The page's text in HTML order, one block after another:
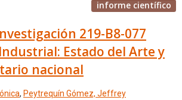
informe científico
219-B8-077
Estado del Arte y
nacional
, Peytrequín Gómez, Jeffrey